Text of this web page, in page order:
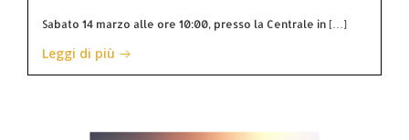
Sabato 14 marzo alle ore 10:00, presso la Centrale in […]
Leggi di più